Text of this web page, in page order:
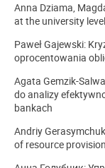
Anna Dziama,
at the university
Paweł Gajewski:
oprocentowania
Agata Gemzik-
do analizy
bankach
Andriy
of resource